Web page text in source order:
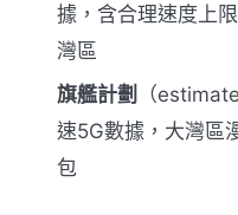
據，含合理速度上
灣區
旗艦計劃
（
速5G數據，大灣區
包